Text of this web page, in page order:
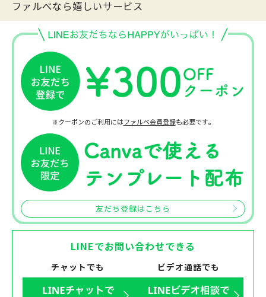
ファルべなら嬉しいサービス
※クーポンのご利用にはファルベ会員登録も必要です。
友だち登録はこちら
LINEでお問い合わせできる
チャットでも ビデオ通話でも